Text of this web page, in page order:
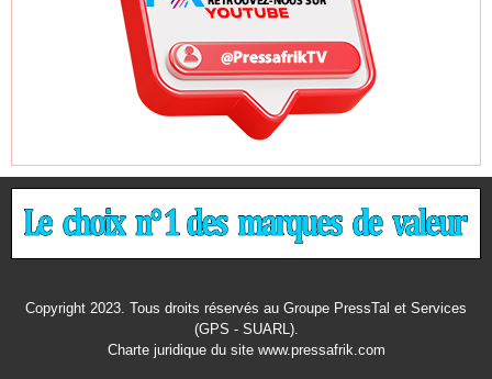
Copyright 2023. Tous droits réservés au Groupe PressTal et Services
(GPS - SUARL).
Charte juridiquedu site www.pressafrik.com